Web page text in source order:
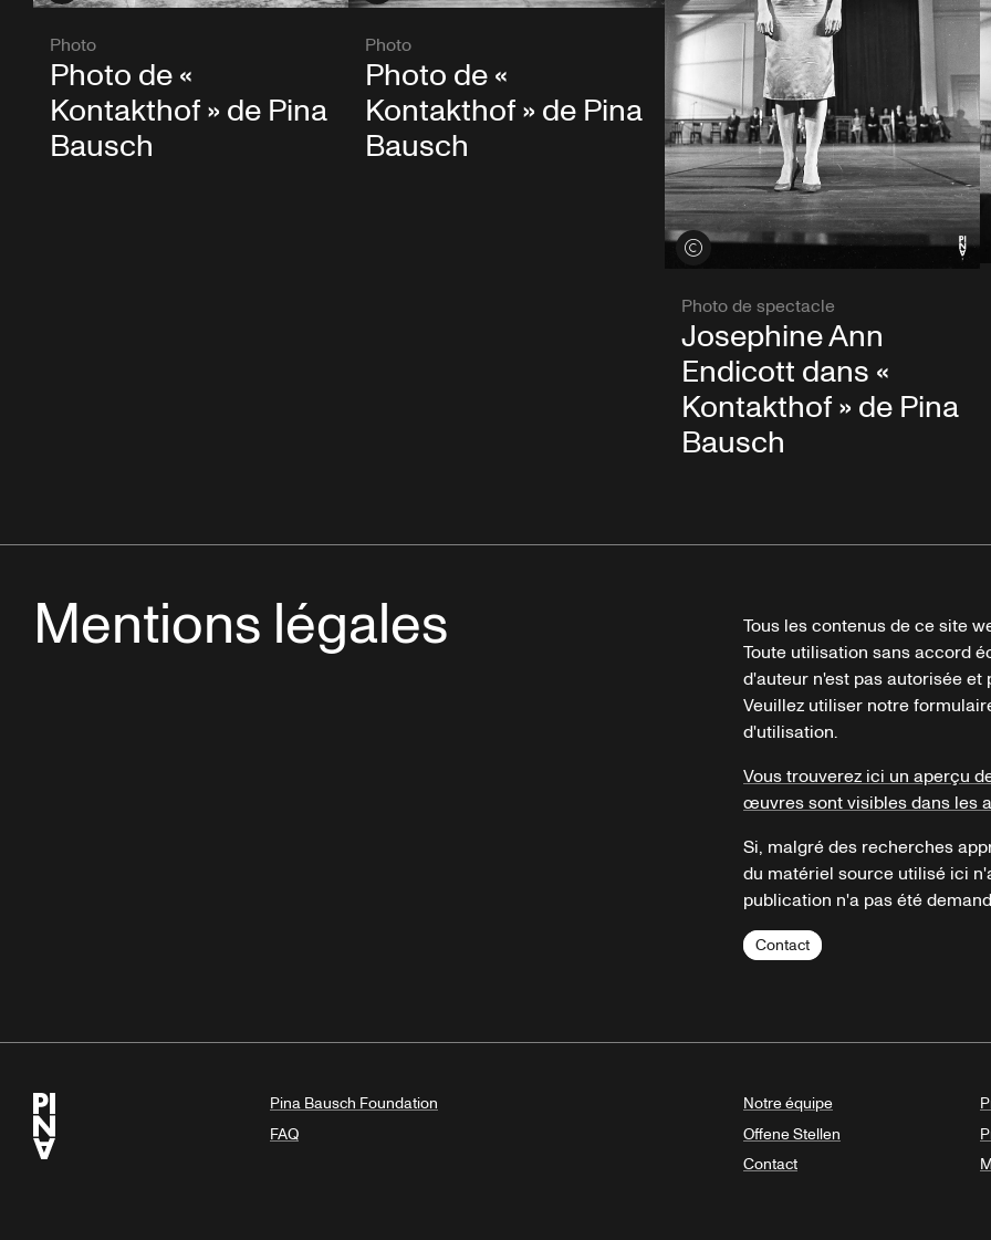
Photo
Photo de «
Kontakthof » de Pina
Bausch
Photo
Photo de «
Kontakthof » de Pina
Bausch
Voir les crédits
Photo de spectacle
Josephine Ann
Endicott dans «
Kontakthof » de Pina
Bausch
Mentions légales
Tous les contenus de ce site
Toute utilisation sans accord
d'auteur n'est pas autorisée
Veuillez utiliser notre
d'utilisation.
Vous trouverez ici un aperçu
œuvres sont visibles dans les
Si, malgré des recherches
du matériel source utilisé ici
publication n'a pas été
Contact
Pina Bausch Foundation
FAQ
Notre équipe
Offene Stellen
Contact